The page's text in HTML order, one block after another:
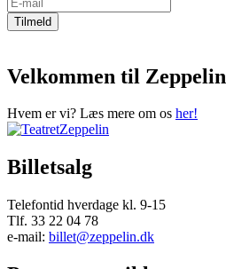
Velkommen til Zeppelin
Hvem er vi? Læs mere om os her!
Billetsalg
Telefontid hverdage kl. 9-15
Tlf. 33 22 04 78
e-mail: billet@zeppelin.dk